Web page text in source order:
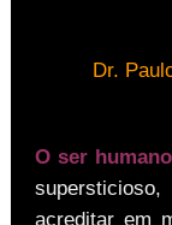
Dr.
O ser
acreditar em